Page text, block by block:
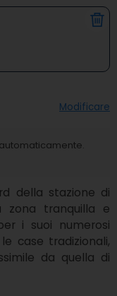
Modificare
della stazione di
zona tranquilla e
i suoi numerosi
case tradizionali,
da quella di